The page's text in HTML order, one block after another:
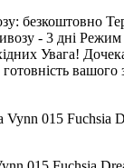
безкоштовно
- 3 дні Режим
Увага!
вашого